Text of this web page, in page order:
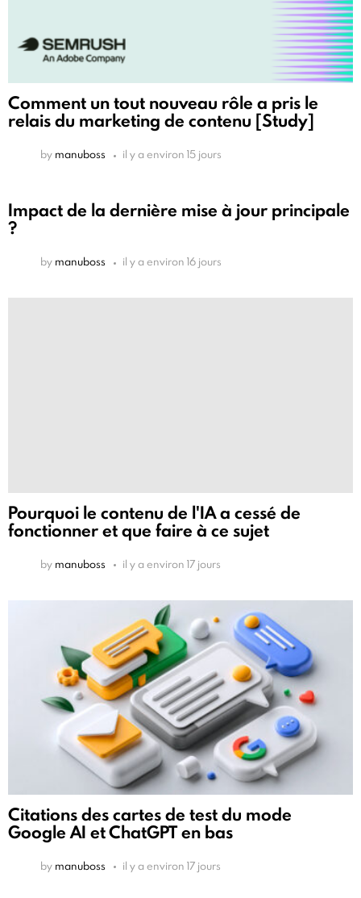
Comment un tout nouveau rôle a pris le
relais du marketing de contenu [Study]
by manuboss il y a environ 15 jours
Impact de la dernière mise à jour principale
?
by manuboss il y a environ 16 jours
Pourquoi le contenu de l'IA a cessé de
fonctionner et que faire à ce sujet
by manuboss il y a environ 17 jours
Citations des cartes de test du mode
Google AI et ChatGPT en bas
by manuboss il y a environ 17 jours